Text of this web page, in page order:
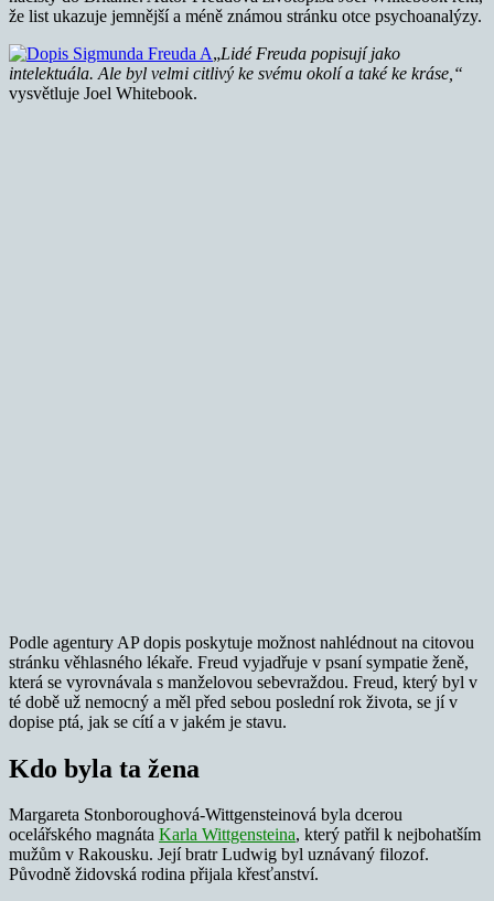
že list ukazuje jemnější a méně známou stránku otce psychoanalýzy.
„Lidé Freuda popisují jako
intelektuála. Ale byl velmi citlivý ke svému okolí a také ke kráse,“
vysvětluje Joel Whitebook.
Podle agentury AP dopis poskytuje možnost nahlédnout na citovou
stránku věhlasného lékaře. Freud vyjadřuje v psaní sympatie ženě,
která se vyrovnávala s manželovou sebevraždou. Freud, který byl v
té době už nemocný a měl před sebou poslední rok života, se jí v
dopise ptá, jak se cítí a v jakém je stavu.
Kdo byla ta žena
Margareta Stonboroughová-Wittgensteinová byla dcerou
ocelářského magnáta Karla Wittgensteina, který patřil k nejbohatším
mužům v Rakousku. Její bratr Ludwig byl uznávaný filozof.
Původně židovská rodina přijala křesťanství.